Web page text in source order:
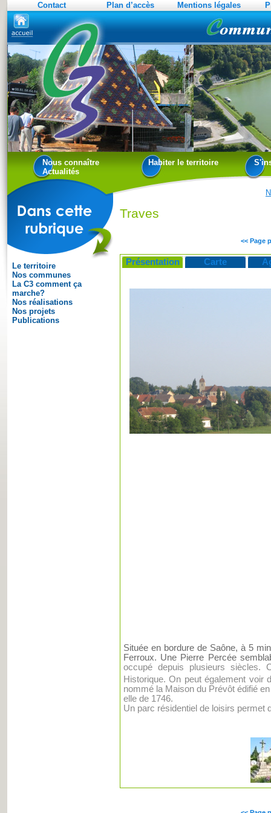
Contact Plan d’accès Mentions légales
Nous connaître Habiter le territoire
Actualités
Le territoire
Nos communes
La C3 comment ça
marche?
Nos réalisations
Nos projets
Publications
Traves
<< Page
Présentation Carte
Située en bordure de Saône, à 5
Ferroux. Une Pierre Percée
occupé depuis plusieurs siècles.
Historique. On peut également voir
nommé la Maison du Prévôt édifié
elle de 1746.
Un parc résidentiel de loisirs permet